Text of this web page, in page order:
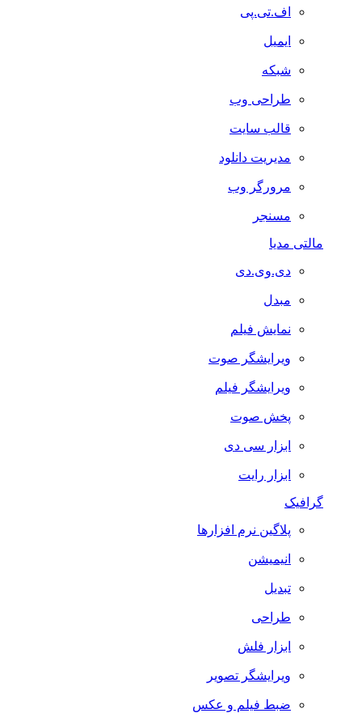
اف.تی.پی
ایمیل
شبکه
طراحی وب
قالب سایت
مدیریت دانلود
مرورگر وب
مسنجر
مالتی مدیا
دی.وی.دی
مبدل
نمایش فیلم
ویرایشگر صوت
ویرایشگر فیلم
پخش صوت
ابزار سی دی
ابزار رایت
گرافیک
پلاگین نرم افزارها
انیمیشن
تبدیل
طراحی
ابزار فلش
ویرایشگر تصویر
ضبط فيلم و عكس